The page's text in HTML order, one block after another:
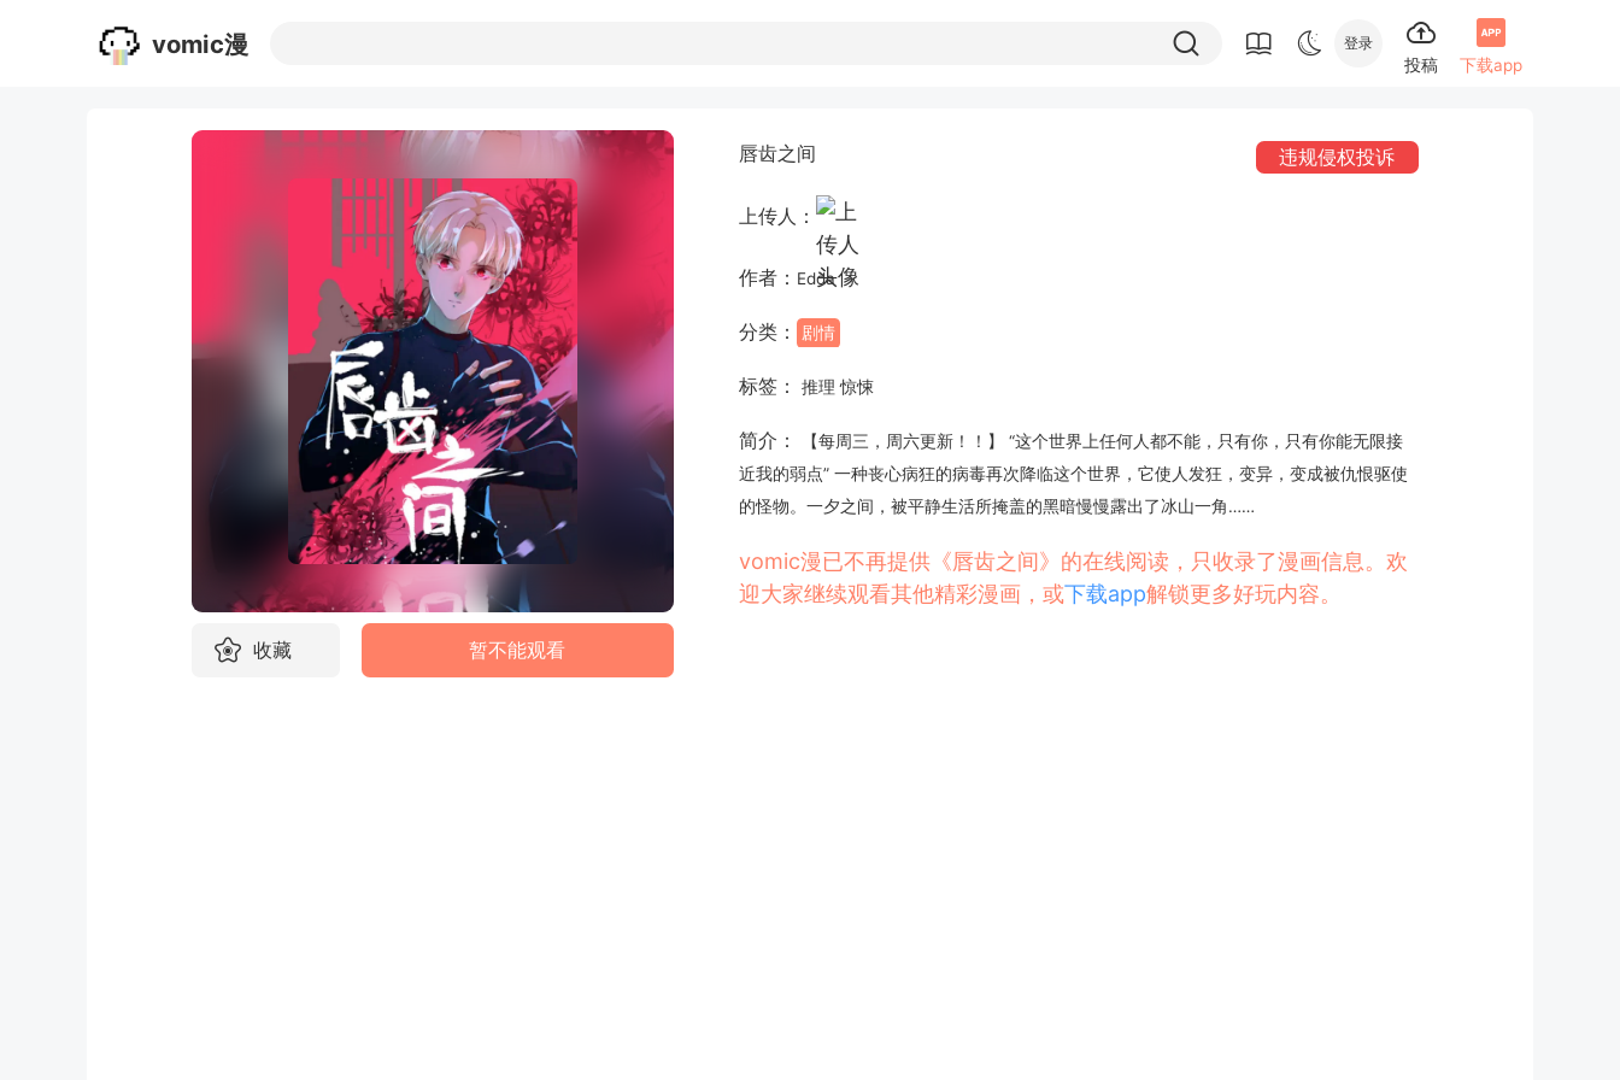
vomic漫 登录
投稿 下载app
收藏 暂不能观看
唇齿之间 违规侵权投诉
上传人：
作者： Edda
分类： 剧情
标签： 推理 惊悚
简介：
【每周三，周六更新！！】 “这个世界上任何人都不能，只有你，只有你能无限接
近我的弱点” 一种丧心病狂的病毒再次降临这个世界，它使人发狂，变异，变成被仇恨驱使
的怪物。一夕之间，被平静生活所掩盖的黑暗慢慢露出了冰山一角……
vomic漫已不再提供《唇齿之间》的在线阅读，只收录了漫画信息。欢
迎大家继续观看其他精彩漫画，或下载app解锁更多好玩内容。